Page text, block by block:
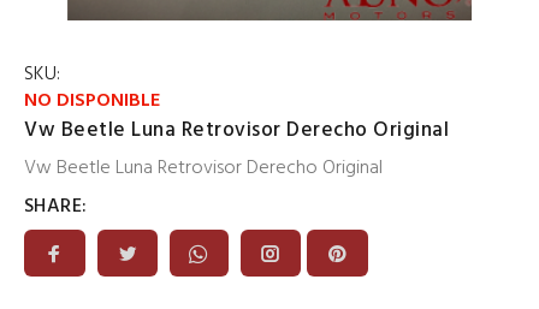
SKU:
NO DISPONIBLE
Vw Beetle Luna Retrovisor Derecho Original
Vw Beetle Luna Retrovisor Derecho Original
SHARE: